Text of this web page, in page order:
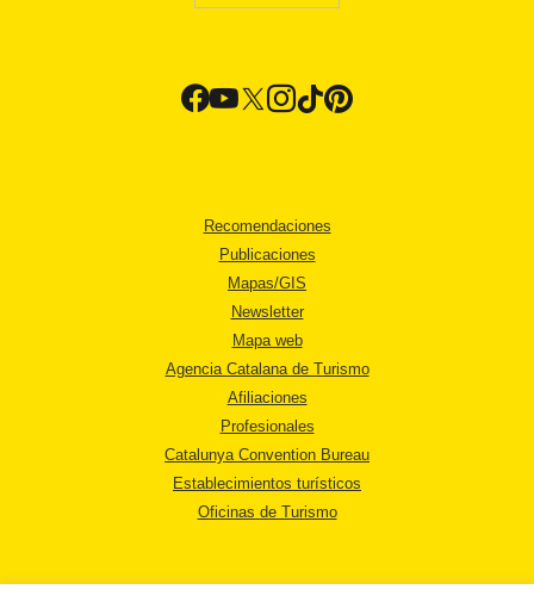
Recomendaciones
Publicaciones
Mapas/GIS
Newsletter
Mapa web
Agencia Catalana de Turismo
Afiliaciones
Profesionales
Catalunya Convention Bureau
Establecimientos turísticos
Oficinas de Turismo